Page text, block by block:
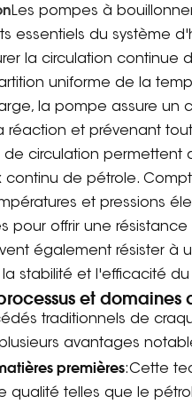
Les pompes à
essentiels du système
la circulation continue
uniforme de la
la pompe assure un
réaction et prévenant
de circulation
continu de pétrole.
et pressions
pour offrir une
également résister
stabilité et l'efficacité du
et
traditionnels de
avantages
premières:Cette
qualité telles que le